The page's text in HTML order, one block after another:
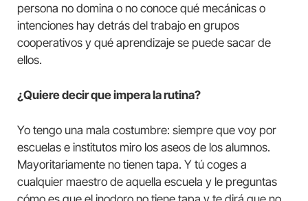
persona no domina o no conoce qué mecánicas o
intenciones hay detrás del trabajo en grupos
cooperativos y qué aprendizaje se puede sacar de
ellos.
¿Quiere decir que impera la rutina?
Yo tengo una mala costumbre: siempre que voy por
escuelas e institutos miro los aseos de los alumnos.
Mayoritariamente no tienen tapa. Y tú coges a
cualquier maestro de aquella escuela y le preguntas